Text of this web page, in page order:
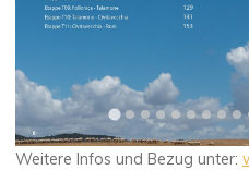
Weitere Infos und Bezug unter: